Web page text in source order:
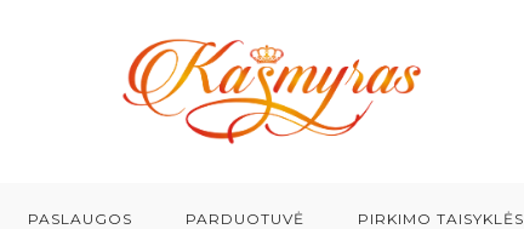
PASLAUGOS PARDUOTUVĖ PIRKIMO TAISYKLĖS